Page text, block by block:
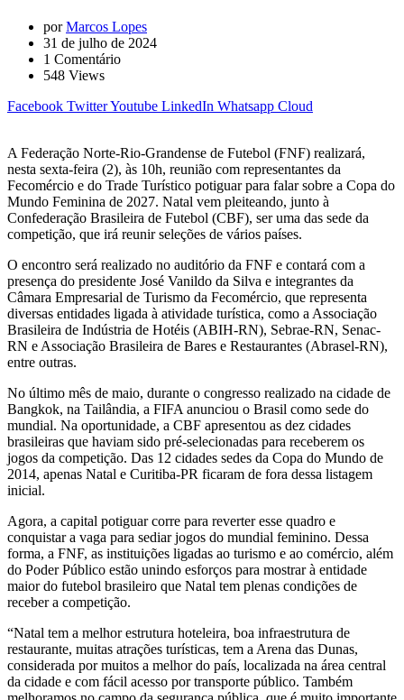
porMarcos Lopes
31 de julho de 2024
1 Comentário
548 Views
Facebook TwitterYoutube LinkedIn Whatsapp Cloud
A Federação Norte-Rio-Grandense de Futebol (FNF) realizará,
nesta sexta-feira (2), às 10h, reunião com representantes da
Fecomércio e do Trade Turístico potiguar para falar sobre a Copa do
Mundo Feminina de 2027. Natal vem pleiteando, junto à
Confederação Brasileira de Futebol (CBF), ser uma das sede da
competição, que irá reunir seleções de vários países.
O encontro será realizado no auditório da FNF e contará com a
presença do presidente José Vanildo da Silva e integrantes da
Câmara Empresarial de Turismo da Fecomércio, que representa
diversas entidades ligada à atividade turística, como a Associação
Brasileira de Indústria de Hotéis (ABIH-RN), Sebrae-RN, Senac-
RN e Associação Brasileira de Bares e Restaurantes (Abrasel-RN),
entre outras.
No último mês de maio, durante o congresso realizado na cidade de
Bangkok, na Tailândia, a FIFA anunciou o Brasil como sede do
mundial. Na oportunidade, a CBF apresentou as dez cidades
brasileiras que haviam sido pré-selecionadas para receberem os
jogos da competição. Das 12 cidades sedes da Copa do Mundo de
2014, apenas Natal e Curitiba-PR ficaram de fora dessa listagem
inicial.
Agora, a capital potiguar corre para reverter esse quadro e
conquistar a vaga para sediar jogos do mundial feminino. Dessa
forma, a FNF, as instituições ligadas ao turismo e ao comércio, além
do Poder Público estão unindo esforços para mostrar à entidade
maior do futebol brasileiro que Natal tem plenas condições de
receber a competição.
“Natal tem a melhor estrutura hoteleira, boa infraestrutura de
restaurante, muitas atrações turísticas, tem a Arena das Dunas,
considerada por muitos a melhor do país, localizada na área central
da cidade e com fácil acesso por transporte público. Também